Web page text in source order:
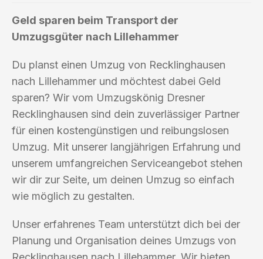
Geld sparen beim Transport der
Umzugsgüter nach Lillehammer
Du planst einen Umzug von Recklinghausen
nach Lillehammer und möchtest dabei Geld
sparen? Wir vom Umzugskönig Dresner
Recklinghausen sind dein zuverlässiger Partner
für einen kostengünstigen und reibungslosen
Umzug. Mit unserer langjährigen Erfahrung und
unserem umfangreichen Serviceangebot stehen
wir dir zur Seite, um deinen Umzug so einfach
wie möglich zu gestalten.
Unser erfahrenes Team unterstützt dich bei der
Planung und Organisation deines Umzugs von